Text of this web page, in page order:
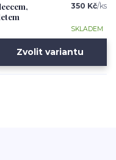
350 Kč/ks
SKLADEM
Zvolit variantu